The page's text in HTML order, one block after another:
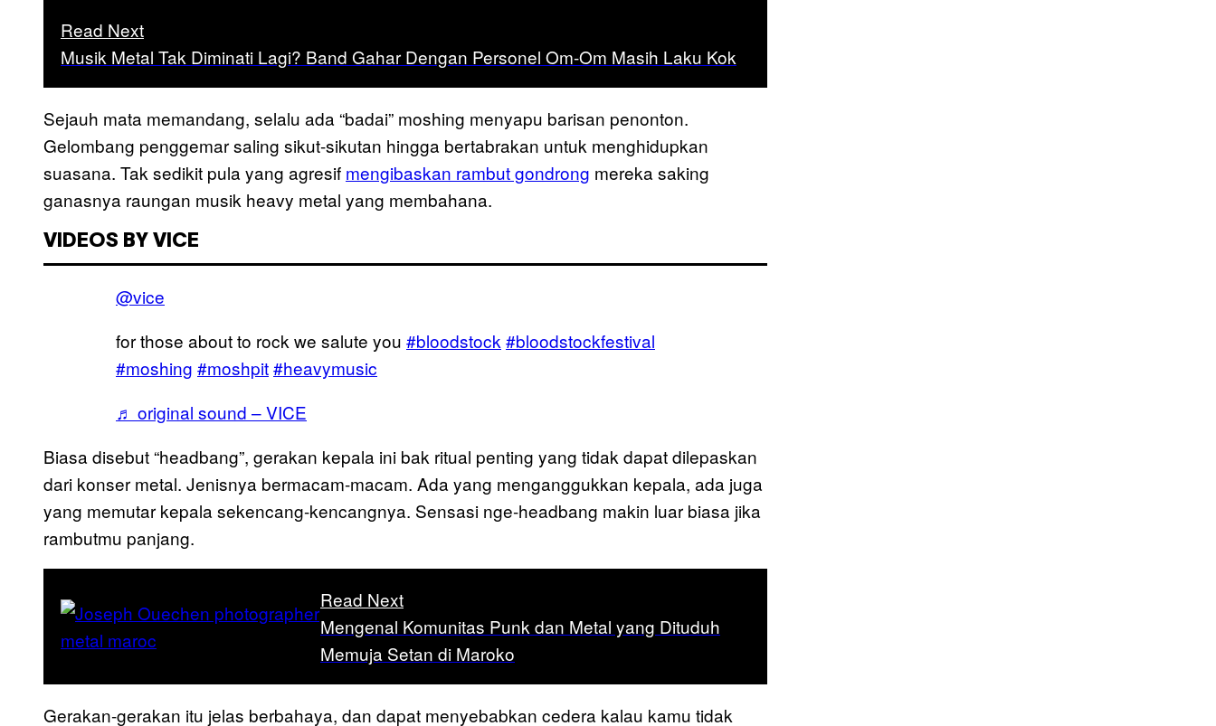
Read Next
Musik Metal Tak Diminati Lagi? Band Gahar Dengan Personel Om-Om Masih Laku Kok
Sejauh mata memandang, selalu ada “badai” moshing menyapu barisan penonton.
Gelombang penggemar saling sikut-sikutan hingga bertabrakan untuk menghidupkan
suasana. Tak sedikit pula yang agresif mengibaskan rambut gondrong mereka saking
ganasnya raungan musik heavy metal yang membahana.
VIDEOS BY VICE
@vice
for those about to rock we salute you #bloodstock #bloodstockfestival
#moshing #moshpit#heavymusic
♬ original sound – VICE
Biasa disebut “headbang”, gerakan kepala ini bak ritual penting yang tidak dapat dilepaskan
dari konser metal. Jenisnya bermacam-macam. Ada yang menganggukkan kepala, ada juga
yang memutar kepala sekencang-kencangnya. Sensasi nge-headbang makin luar biasa jika
rambutmu panjang.
Read Next
Mengenal Komunitas Punk dan Metal yang Dituduh
Memuja Setan di Maroko
Gerakan-gerakan itu jelas berbahaya, dan dapat menyebabkan cedera kalau kamu tidak